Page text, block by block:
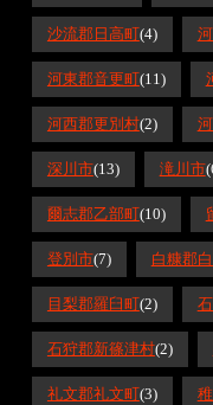
沙流郡日高町(4)
河東郡音更町(11)
河西郡更別村(2)
深川市(13) 滝川市
爾志郡乙部町(10)
登別市(7) 白糠郡
目梨郡羅臼町(2)
石狩郡新篠津村(2)
礼文郡礼文町(3)